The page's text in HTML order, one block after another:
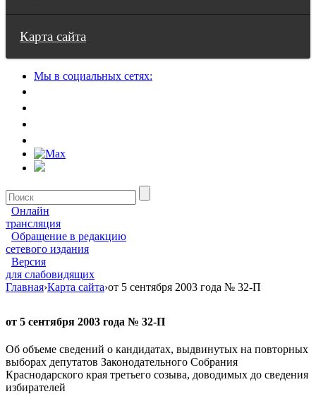
Карта сайта
Мы в социальных сетях:
Онлайн
трансляция
Обращение в редакцию
сетевого издания
Версия
для слабовидящих
Главная›Карта сайта›от 5 сентября 2003 года № 32-П
от 5 сентября 2003 года № 32-П
Об объеме сведений о кандидатах, выдвинутых на повторных
выборах депутатов Законодательного Собрания
Краснодарского края третьего созыва, доводимых до сведения
избирателей